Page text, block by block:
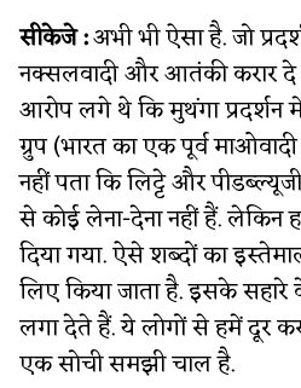
सीकेजे :अभी भी ऐसा है. जो
नक्सलवादी और आतंकी करार दे
आरोप लगे थे कि मुथंगा प्रदर्शन
ग्रुप (भारत का एक पूर्व
नहीं पता कि लिट्टे और
से कोई लेना-देना नहीं हैं. लेकिन
दिया गया. ऐसे शब्दों का
लिए किया जाता है. इसके
लगा देते हैं. ये लोगों से हमें दूर
एक सोची समझी चाल है.